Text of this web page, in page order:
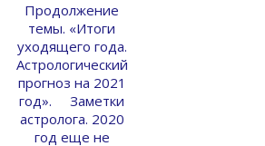
Продолжение
темы. «Итоги
уходящего года.
Астрологический
прогноз на 2021
год». Заметки
астролога. 2020
год еще не